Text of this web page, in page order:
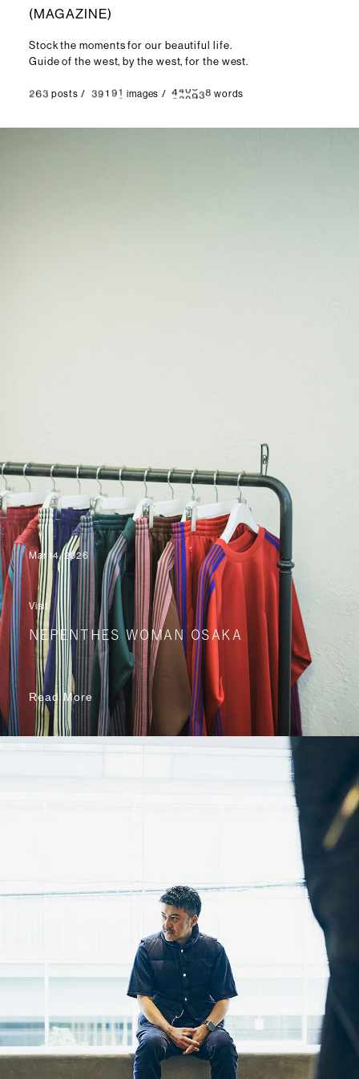
(MAGAZ N E)
Stock the moments for our beautiful life.
Guide of the west, by the west, for the west.
posts / images / words
Mar 14, 2026
Visit
NEPENTHES WOMAN OSAKA
Read More
Read More